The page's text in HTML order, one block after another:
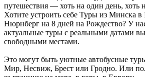
путешествия — хоть на один день, хоть
Хотите устроить себе Туры из Минска
Нюрнберг на 8 дней на Рождество? У
актуальные туры с реальными датами
свободными местами.
Это могут быть уютные автобусные
Мир, Несвиж, Брест или Гродно. Или